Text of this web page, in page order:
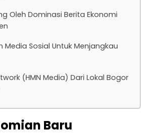
Oleh Dominasi Berita Ekonomi
Sosial Untuk Menjangkau
(HMN Media) Dari Lokal Bogor
Baru